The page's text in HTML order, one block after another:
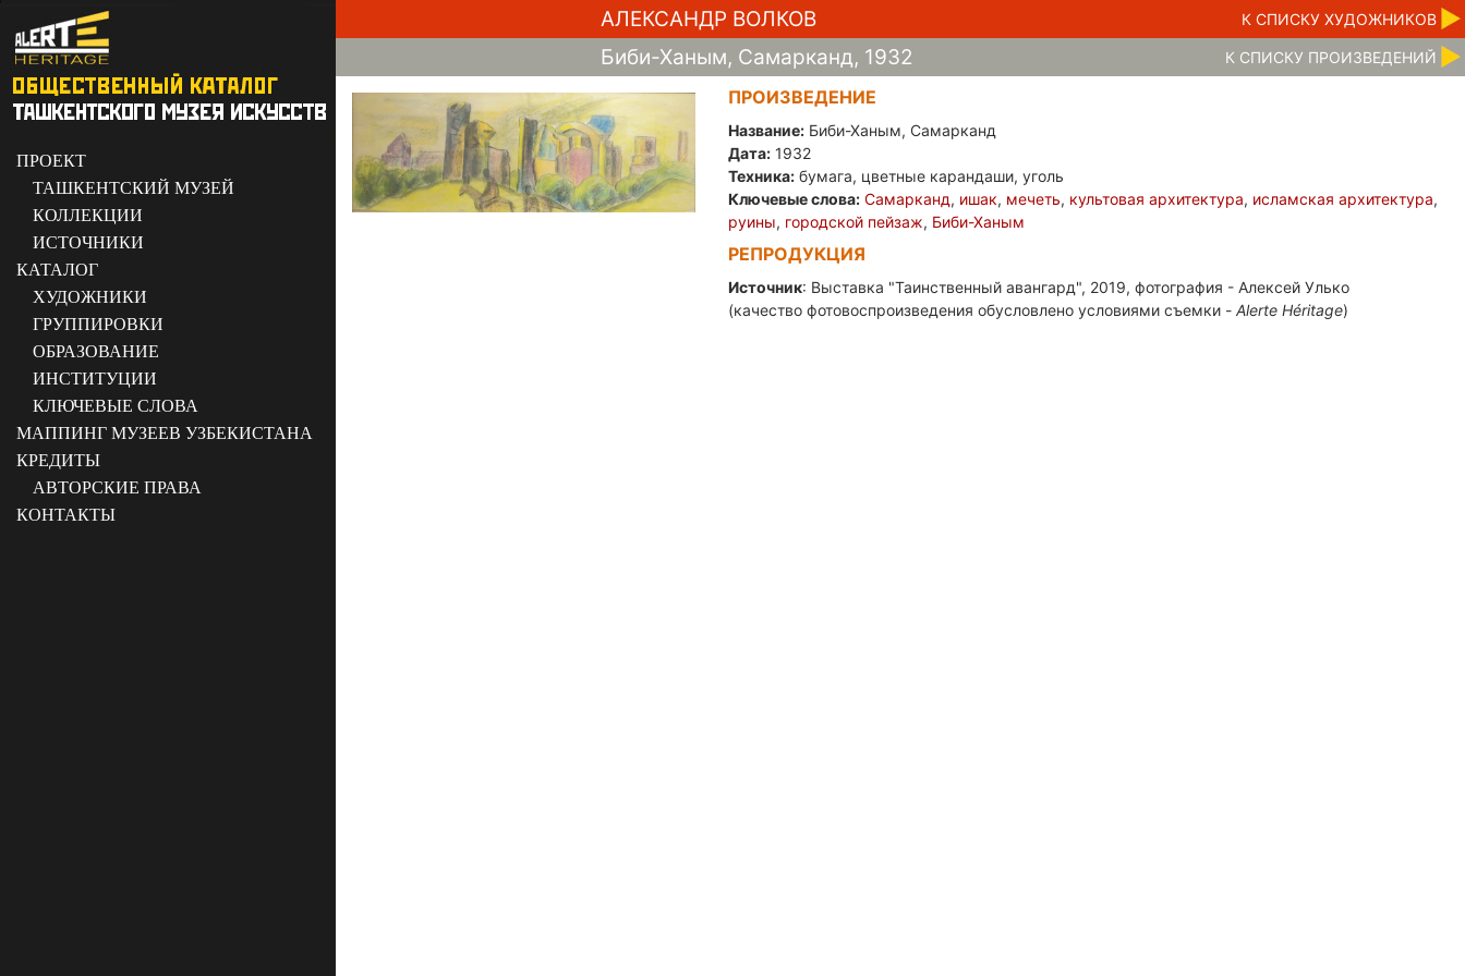
ПРОЕКТ
ТАШКЕНТСКИЙ МУЗЕЙ
КОЛЛЕКЦИИ
ИСТОЧНИКИ
КАТАЛОГ
ХУДОЖНИКИ
ГРУППИРОВКИ
ОБРАЗОВАНИЕ
ИНСТИТУЦИИ
КЛЮЧЕВЫЕ СЛОВА
МАППИНГ МУЗЕЕВ УЗБЕКИСТАНА
КРЕДИТЫ
АВТОРСКИЕ ПРАВА
КОНТАКТЫ
АЛЕКСАНДР ВОЛКОВ К CПИСКУ ХУДОЖНИКОВ
Биби-Ханым, Самарканд, 1932 К CПИСКУ ПРОИЗВЕДЕНИЙ
ПРОИЗВЕДЕНИЕ
Название: Биби-Ханым, Самарканд
Дата: 1932
Техника: бумага, цветные карандаши, уголь
Ключевые слова: Самарканд, ишак, мечеть, культовая архитектура, исламская архитектура,
руины, городской пейзаж, Биби-Ханым
РЕПРОДУКЦИЯ
Источник: Выставка "Таинственный авангард", 2019, фотография - Алексей Улько
(качество фотовоспроизведения обусловлено условиями съемки -Alerte Héritage)